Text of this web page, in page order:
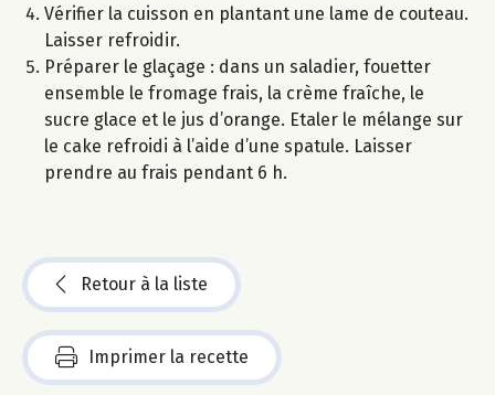
Vérifier la cuisson en plantant une lame de couteau.
Laisser refroidir.
Préparer le glaçage : dans un saladier, fouetter
ensemble le fromage frais, la crème fraîche, le
sucre glace et le jus d’orange. Etaler le mélange sur
le cake refroidi à l’aide d’une spatule. Laisser
prendre au frais pendant 6 h.
Retour à la liste
Imprimer la recette